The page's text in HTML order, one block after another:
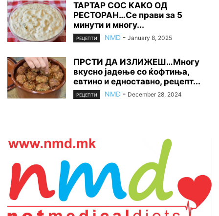
ТАРТАР СОС КАКО ОД
РЕСТОРАН…Се прави за 5
минути и многу...
РЕЦЕПТИ NMD - January 8, 2025
ПРСТИ ДА ИЗЛИЖЕШ…Многу
вкусно јадење со ќофтиња,
евтино и едноставно, рецепт...
РЕЦЕПТИ NMD - December 28, 2024